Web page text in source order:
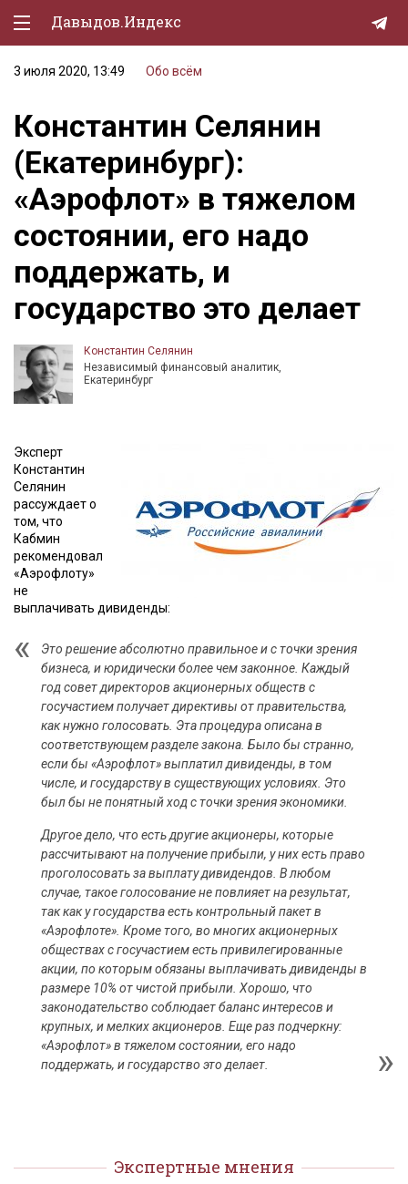
Давыдов.Индекс
Политическая жизнь
Экономика
Природа
Образование
Спорт
Культура
Lifestyle
Мурзилка
3 июля 2020, 13:49 Обо всём
Константин Селянин
(Екатеринбург):
«Аэрофлот» в тяжелом
состоянии, его надо
поддержать, и
государство это делает
Константин Селянин
Независимый финансовый аналитик,
Екатеринбург
Эксперт
Константин
Селянин
рассуждает о
том, что
Кабмин
рекомендовал
«Аэрофлоту»
не
выплачивать дивиденды:
Это решение абсолютно правильное и с точки зрения
бизнеса, и юридически более чем законное. Каждый
год совет директоров акционерных обществ с
госучастием получает директивы от правительства,
как нужно голосовать. Эта процедура описана в
соответствующем разделе закона. Было бы странно,
если бы «Аэрофлот» выплатил дивиденды, в том
числе, и государству в существующих условиях. Это
был бы не понятный ход с точки зрения экономики.
Другое дело, что есть другие акционеры, которые
рассчитывают на получение прибыли, у них есть право
проголосовать за выплату дивидендов. В любом
случае, такое голосование не повлияет на результат,
так как у государства есть контрольный пакет в
«Аэрофлоте». Кроме того, во многих акционерных
обществах с госучастием есть привилегированные
акции, по которым обязаны выплачивать дивиденды в
размере 10% от чистой прибыли. Хорошо, что
законодательство соблюдает баланс интересов и
крупных, и мелких акционеров. Еще раз подчеркну:
«Аэрофлот» в тяжелом состоянии, его надо
поддержать, и государство это делает.
Экспертные мнения